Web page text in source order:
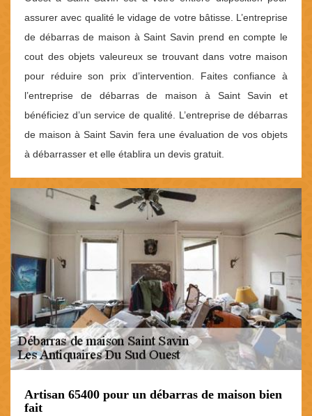
assurer avec qualité le vidage de votre bâtisse. L’entreprise
de débarras de maison à Saint Savin prend en compte le
cout des objets valeureux se trouvant dans votre maison
pour réduire son prix d’intervention. Faites confiance à
l’entreprise de débarras de maison à Saint Savin et
bénéficiez d’un service de qualité. L’entreprise de débarras
de maison à Saint Savin fera une évaluation de vos objets
à débarrasser et elle établira un devis gratuit.
Artisan 65400 pour un débarras de maison bien
fait